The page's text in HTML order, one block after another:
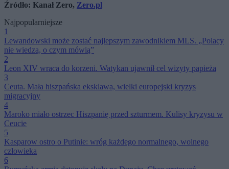
Źródło: Kanał Zero, Zero.pl
Najpopularniejsze
1
Lewandowski może zostać najlepszym zawodnikiem MLS. „Polacy
nie wiedzą, o czym mówią”
2
Leon XIV wraca do korzeni. Watykan ujawnił cel wizyty papieża
3
Ceuta. Mała hiszpańska eksklawa, wielki europejski kryzys
migracyjny
4
Maroko miało ostrzec Hiszpanię przed szturmem. Kulisy kryzysu w
Ceucie
5
Kasparow ostro o Putinie: wróg każdego normalnego, wolnego
człowieka
6